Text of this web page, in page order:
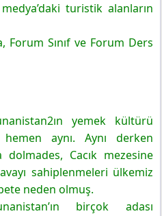
turistik alanların
Forum Sınıf ve Forum Ders
yemek kültürü
aynı. Aynı derken
dolmades, Cacık mezesine
sahiplenmeleri ülkemiz
neden olmuş.
birçok adası